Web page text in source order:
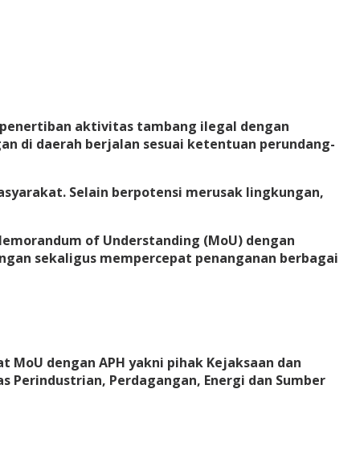
aktivitas tambang ilegal dengan
di daerah berjalan sesuai ketentuan perundang-
Selain berpotensi merusak lingkungan,
of Understanding (MoU) dengan
sekaligus mempercepat penanganan berbagai
dengan APH yakni pihak Kejaksaan dan
Perindustrian, Perdagangan, Energi dan Sumber